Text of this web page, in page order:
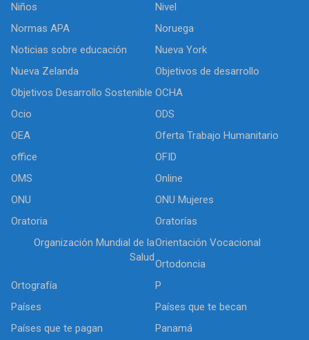
Niños
Nivel
Normas APA
Noruega
Noticias sobre educación
Nueva York
Nueva Zelanda
Objetivos de desarrollo
Objetivos Desarrollo Sostenible OCHA
Ocio
ODS
OEA
Oferta Trabajo Humanitario
office
OFID
OMS
Online
ONU
ONU Mujeres
Oratoria
Oratorías
Organización Mundial de la
Salud
Orientación Vocacional
Ortodoncia
Ortografía
P
Países
Países que te becan
Países que te pagan
Panamá